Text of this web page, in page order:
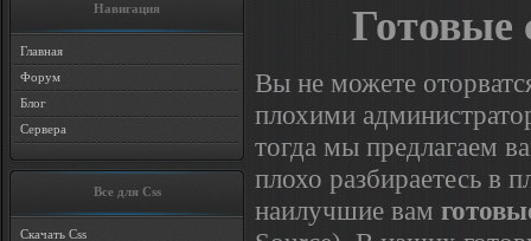
Навигация
Главная
Форум
Блог
Сервера
Все для Css
Скачать Css
Готовые
Вы не можете
плохими
тогда мы предлагаем
плохо разбираетесь в
наилучшие вам